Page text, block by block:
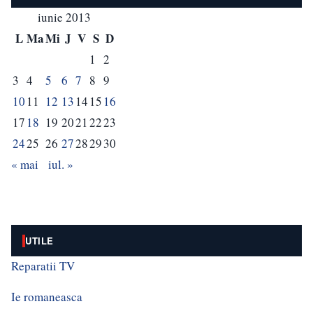
iunie 2013
L MaMi J V S D
1 2
3 4 5 6 7 8 9
10 11 12 13 14 15 16
17 18 19 20212223
2425 26 27282930
« mai
iul. »
UTILE
Reparatii TV
Ie romaneasca